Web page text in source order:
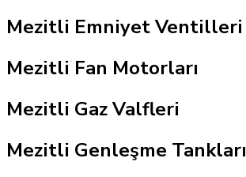
Mezitli Emniyet Ventilleri
Mezitli Fan Motorları
Mezitli Gaz Valfleri
Mezitli Genleşme Tankları